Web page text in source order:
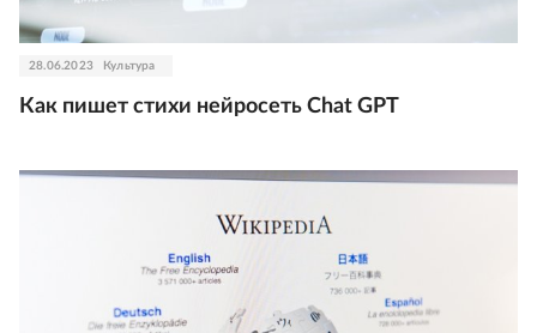
28.06.2023 Культура
Как пишет стихи нейросеть Chat GPT